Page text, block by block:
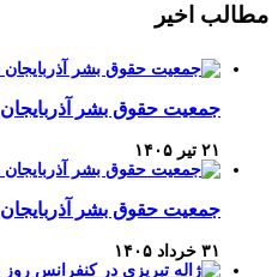
مطالب اخیر
جمعیت حقوق بشر
۲۱ تیر ۱۴۰۵
جمعیت حقوق بشر
۳۱ خرداد ۱۴۰۵